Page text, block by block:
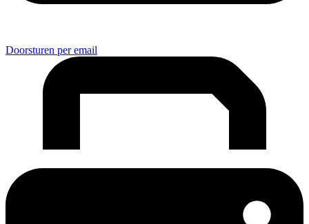
Doorsturen per email